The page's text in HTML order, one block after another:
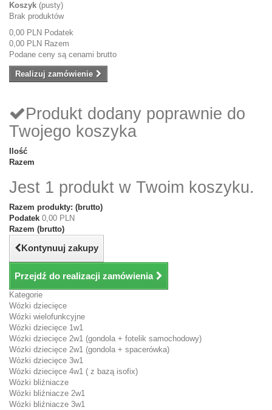
Koszyk (pusty)
Brak produktów
0,00 PLN Podatek
0,00 PLN Razem
Podane ceny są cenami brutto
Realizuj zamówienie
Produkt dodany poprawnie do
Twojego koszyka
Ilość
Razem
Jest 1 produkt w Twoim koszyku.
Razem produkty: (brutto)
Podatek 0,00 PLN
Razem (brutto)
Kontynuuj zakupy
Przejdź do realizacji zamówienia
Kategorie
Wózki dziecięce
Wózki wielofunkcyjne
Wózki dziecięce 1w1
Wózki dziecięce 2w1 (gondola + fotelik samochodowy)
Wózki dziecięce 2w1 (gondola + spacerówka)
Wózki dziecięce 3w1
Wózki dziecięce 4w1 ( z bazą isofix)
Wózki bliźniacze
Wózki bliźniacze 2w1
Wózki bliźniacze 3w1